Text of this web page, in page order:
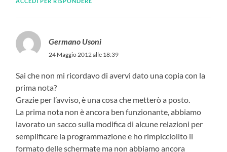
Germano Usoni
24 Maggio 2012 alle 18:39
Sai che non mi ricordavo di avervi dato una copia con la
prima nota?
Grazie per l’avviso, è una cosa che metterò a posto.
La prima nota non è ancora ben funzionante, abbiamo
lavorato un sacco sulla modifica di alcune relazioni per
semplificare la programmazione e ho rimpicciolito il
formato delle schermate ma non abbiamo ancora